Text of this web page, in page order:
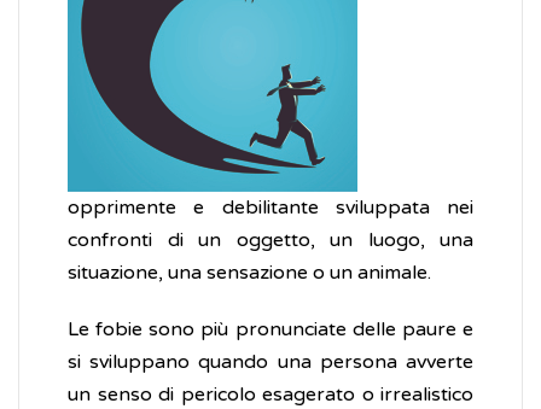
opprimente e debilitante sviluppata nei
confronti di un oggetto, un luogo, una
situazione, una sensazione o un animale.
Le fobie sono più pronunciate delle paure e
si sviluppano quando una persona avverte
un senso di pericolo esagerato o irrealistico